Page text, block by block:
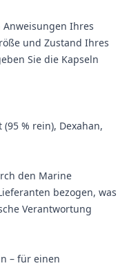
Anweisungen Ihres
und Zustand Ihres
Sie die Kapseln
% rein), Dexahan,
den Marine
bezogen, was
Verantwortung
– für einen